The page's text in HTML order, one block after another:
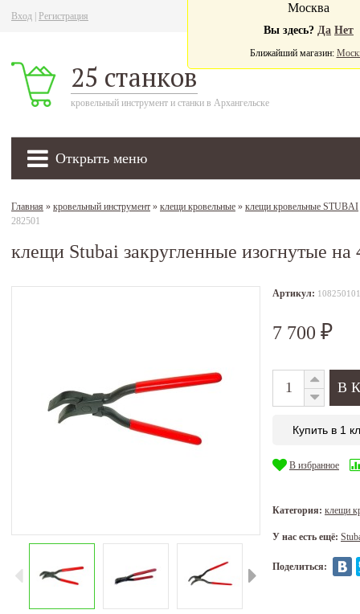
Вход Регистрация
25 станков
кровельный инструмент и станки в Архангельске
Открыть меню
Москва
Вы здесь? Да Нет
Ближайший магазин:
Главная » кровельный инструмент » клещи кровельные » клещи кровельные STUBAI
282501
клещи Stubai закругленные изогнутые
Артикул: 108250101
7 700 ₽
Купить в 1
В избранное
Категория: клещи
У нас есть ещё:
Поделиться: